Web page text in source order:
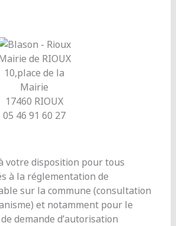
de RIOUX
10,place de la
Mairie
17460 RIOUX
05 46 91 60 27
votre disposition pour tous
à la réglementation de
sur la commune (consultation
et notamment pour le
demande d’autorisation